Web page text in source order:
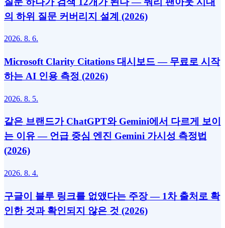
의 하위 질문 커버리지 설계 (2026)
2026. 8. 6.
Microsoft Clarity Citations 대시보드 — 무료로 시작
하는 AI 인용 측정 (2026)
2026. 8. 5.
같은 브랜드가 ChatGPT와 Gemini에서 다르게 보이
는 이유 — 언급 중심 엔진 Gemini 가시성 측정법
(2026)
2026. 8. 4.
구글이 블루 링크를 없앴다는 주장 — 1차 출처로 확
인한 것과 확인되지 않은 것 (2026)